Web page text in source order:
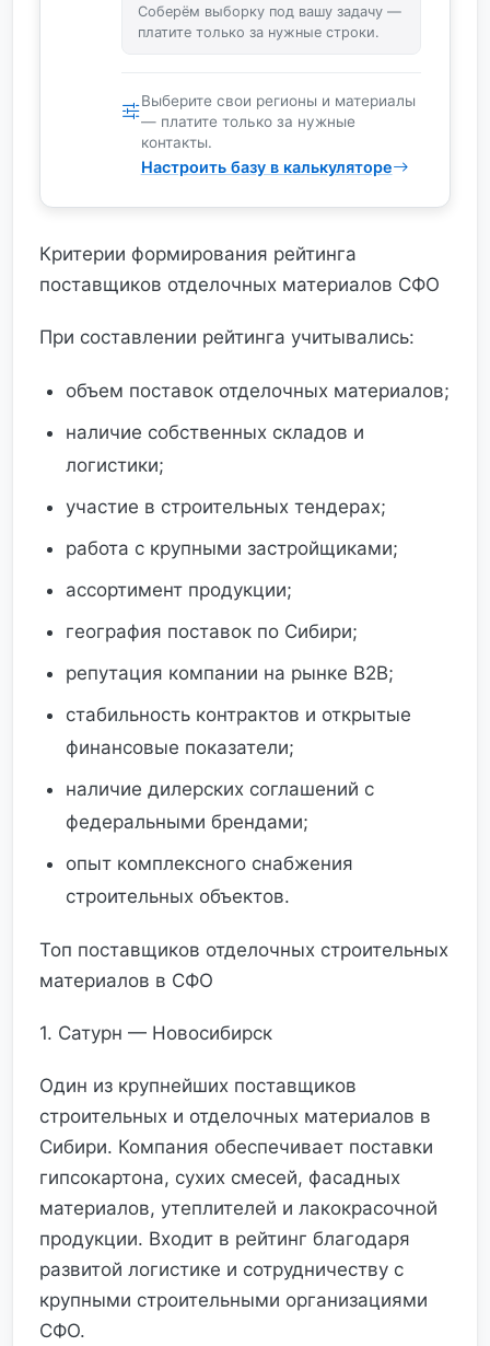
Соберём выборку под вашу задачу —
платите только за нужные строки.
Выберите свои регионы и материалы
— платите только за нужные
контакты.
Настроить базу в калькуляторе
Критерии формирования рейтинга
поставщиков отделочных материалов СФО
При составлении рейтинга учитывались:
объем поставок отделочных материалов;
наличие собственных складов и
логистики;
участие в строительных тендерах;
работа с крупными застройщиками;
ассортимент продукции;
география поставок по Сибири;
репутация компании на рынке B2B;
стабильность контрактов и открытые
финансовые показатели;
наличие дилерских соглашений с
федеральными брендами;
опыт комплексного снабжения
строительных объектов.
Топ поставщиков отделочных строительных
материалов в СФО
1. Сатурн — Новосибирск
Один из крупнейших поставщиков
строительных и отделочных материалов в
Сибири. Компания обеспечивает поставки
гипсокартона, сухих смесей, фасадных
материалов, утеплителей и лакокрасочной
продукции. Входит в рейтинг благодаря
развитой логистике и сотрудничеству с
крупными строительными организациями
СФО.